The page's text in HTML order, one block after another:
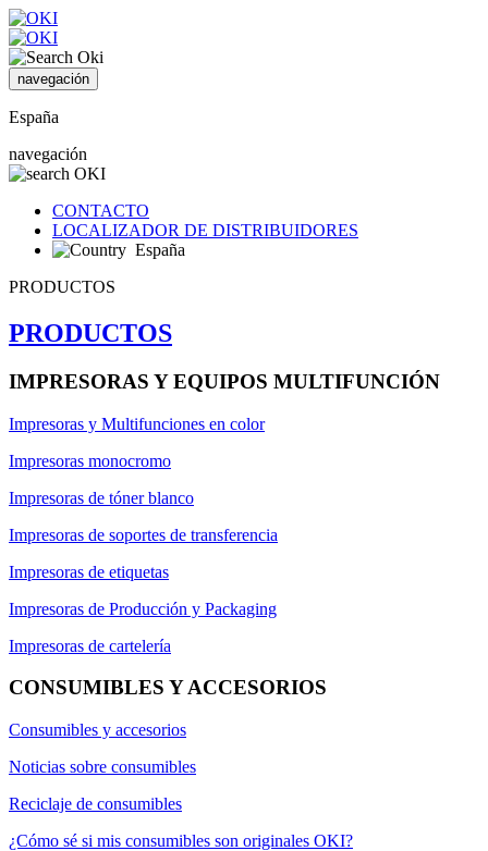
navegación
España
navegación
CONTACTO
LOCALIZADOR DE DISTRIBUIDORES
España
PRODUCTOS
PRODUCTOS
IMPRESORAS Y EQUIPOS MULTIFUNCIÓN
Impresoras y Multifunciones en color
Impresoras monocromo
Impresoras de tóner blanco
Impresoras de soportes de transferencia
Impresoras de etiquetas
Impresoras de Producción y Packaging
Impresoras de cartelería
CONSUMIBLES Y ACCESORIOS
Consumibles y accesorios
Noticias sobre consumibles
Reciclaje de consumibles
¿Cómo sé si mis consumibles son originales OKI?